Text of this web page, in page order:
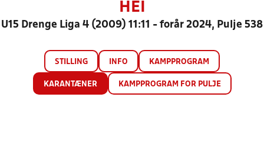
HEI
U15 Drenge Liga 4 (2009) 11:11 - forår 2024, Pulje 538
STILLING INFO KAMPPROGRAM
KARANTÆNER KAMPPROGRAM FOR PULJE